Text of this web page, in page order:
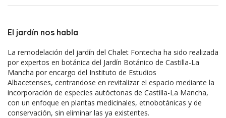
El jardín nos habla
La remodelación del jardín del Chalet Fontecha ha sido realizada
por expertos en botánica del Jardín Botánico de Castilla-La
Mancha por encargo del Instituto de Estudios
Albacetenses, centrandose en revitalizar el espacio mediante la
incorporación de especies autóctonas de Castilla-La Mancha,
con un enfoque en plantas medicinales, etnobotánicas y de
conservación, sin eliminar las ya existentes.